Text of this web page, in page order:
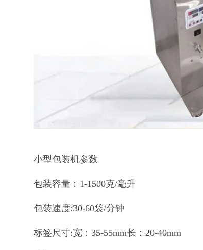
小型包装机参数
包装容量：1-1500克/毫升
包装速度:30-60袋/分钟
标签尺寸:宽：35-55mm长：20-40mm